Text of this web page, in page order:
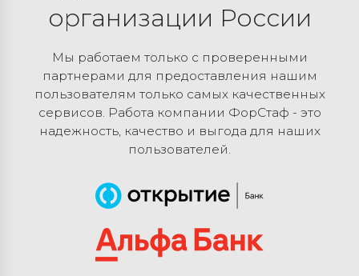
организации России
Мы работаем только с проверенными
партнерами для предоставления нашим
пользователям только самых качественных
сервисов. Работа компании ФорСтаф - это
надежность, качество и выгода для наших
пользователей.